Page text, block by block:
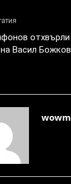
Васил Божков